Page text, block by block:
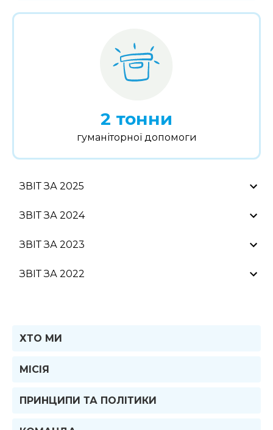
2 тонни
гуманіторної допомоги
ЗВІТ ЗА 2025
Прочитати звіт за 2025 рік
ЗВІТ ЗА 2024
Прочитати звіт за 2024 рік
ЗВІТ ЗА 2023
Прочитати звіт за 2023 рік
ЗВІТ ЗА 2022
ХТО МИ
МІСІЯ
ПРИНЦИПИ ТА ПОЛІТИКИ